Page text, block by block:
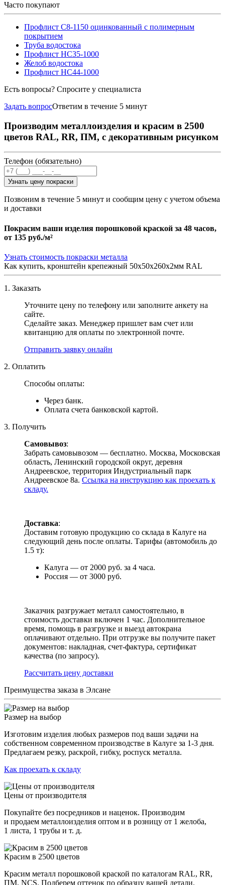
Часто покупают
Профлист С8-1150 оцинкованный с полимерным
покрытием
Труба водостока
Профлист НС35-1000
Желоб водостока
Профлист НС44-1000
Есть вопросы? Спросите у специалиста
Задать вопросОтветим в течение 5 минут
Производим металлоизделия и красим в 2500
цветов RAL, RR, ПМ, с декоративным рисунком
Телефон (обязательно)
Узнать цену покраски
Позвоним в течение 5 минут и сообщим цену с учетом объема
и доставки
Покрасим ваши изделия порошковой краской за 48 часов,
от 135 руб./м²
Узнать стоимость покраски металла
Как купить, кронштейн крепежный 50х50х260х2мм RAL
1. Заказать
Уточните цену по телефону или заполните анкету на
сайте.
Сделайте заказ. Менеджер пришлет вам счет или
квитанцию для оплаты по электронной почте.
Отправить заявку онлайн
2. Оплатить
Способы оплаты:
Через банк.
Оплата счета банковской картой.
3. Получить
Самовывоз:
Забрать самовывозом — бесплатно. Москва, Московская
область, Ленинский городской округ, деревня
Андреевское, территория Индустриальный парк
Андреевское 8а. Ссылка на инструкцию как проехать к
складу.
Доставка:
Доставим готовую продукцию со склада в Калуге на
следующий день после оплаты. Тарифы (автомобиль до
1.5 т):
Калуга — от 2000 руб. за 4 часа.
Россия — от 3000 руб.
Заказчик разгружает металл самостоятельно, в
стоимость доставки включен 1 час. Дополнительное
время, помощь в разгрузке и выезд автокрана
оплачивают отдельно. При отгрузке вы получите пакет
документов: накладная, счет-фактура, сертификат
качества (по запросу).
Раcсчитать цену доставки
Преимущества заказа в Элсане
Размер на выбор
Изготовим изделия любых размеров под ваши задачи на
собственном современном производстве в Калуге за 1-3 дня.
Предлагаем резку, раскрой, гибку, роспуск металла.
Как проехать к складу
Цены от производителя
Покупайте без посредников и наценок. Производим
и продаем металлоизделия оптом и в розницу от 1 желоба,
1 листа, 1 трубы и т. д.
Красим в 2500 цветов
Красим металл порошковой краской по каталогам RAL, RR,
ПМ, NCS. Подберем оттенок по образцу вашей детали.